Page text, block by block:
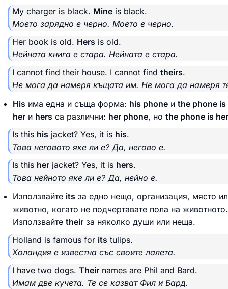
My charger is black. Mine is black.
Моето зарядно е черно. Моето е черно.
Her book is old. Hers is old.
Нейната книга е стара. Нейната е стара.
I cannot find their house. I cannot find theirs.
Не мога да намеря къщата им. Не мога да намеря
His има една и съща форма: his phone и the phone is
her и hers са различни: her phone, но the phone is
Is this his jacket? Yes, it is his.
Това неговото яке ли е? Да, негово е.
Is this her jacket? Yes, it is hers.
Това нейното яке ли е? Да, нейно е.
Използвайте its за едно нещо, организация, място
животно, когато не подчертавате пола на животното.
Използвайте their за няколко души или неща.
Holland is famous for its tulips.
Холандия е известна със своите лалета.
I have two dogs. Their names are Phil and Bard.
Имам две кучета. Те се казват Фил и Бард.